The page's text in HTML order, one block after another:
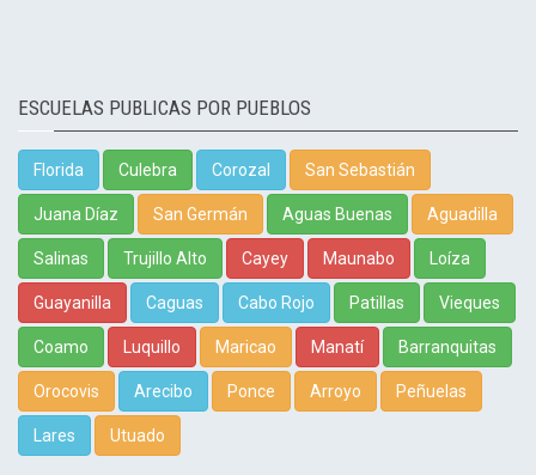
ESCUELAS PUBLICAS POR PUEBLOS
Florida Culebra Corozal San Sebastián
Juana Díaz San Germán Aguas Buenas Aguadilla
Salinas Trujillo Alto Cayey Maunabo Loíza
Guayanilla Caguas Cabo Rojo Patillas Vieques
Coamo Luquillo Maricao Manatí Barranquitas
Orocovis Arecibo Ponce Arroyo Peñuelas
Lares Utuado